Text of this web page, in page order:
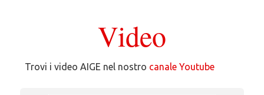
Video
Trovi i video AIGE nel nostro canale Youtube